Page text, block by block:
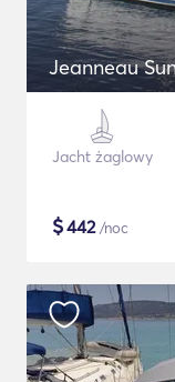
Jeanneau
Jacht żaglowy
$442/noc